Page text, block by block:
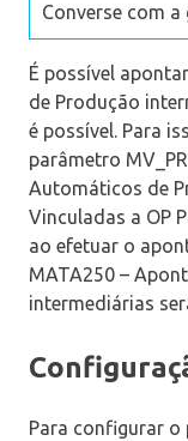
Converse com
É possível
de Produção
é possível. Para
parâmetro
Automáticos de
Vinculadas a OP
ao efetuar o
MATA250 –
intermediárias
Para configurar o